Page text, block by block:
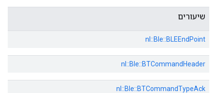
שיעורים
nl::Ble::BLEEndPoint
nl::Ble::BTCommandHeader
nl::Ble::BTCommandTypeAck